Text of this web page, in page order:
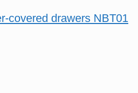
drawers NBT01